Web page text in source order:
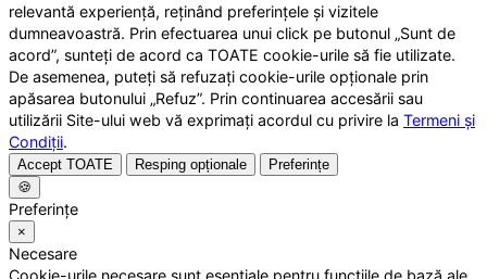
relevantă experiență, reținând preferințele și vizitele
dumneavoastră. Prin efectuarea unui click pe butonul „Sunt de
acord”, sunteți de acord ca TOATE cookie-urile să fie utilizate.
De asemenea, puteți să refuzați cookie-urile opționale prin
apăsarea butonului „Refuz”. Prin continuarea accesării sau
utilizării Site-ului web vă exprimați acordul cu privire la Termeni și
Condiții.
Accept TOATE Resping opționale
Preferințe
🍪
Preferințe
×
Necesare
Cookie-urile necesare sunt esențiale pentru funcțiile de bază ale